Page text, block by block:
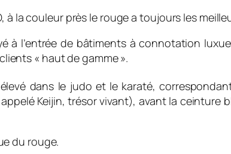
à la couleur près le rouge a toujours les
à l’entrée de bâtiments à connotation
« haut de gamme ».
dans le judo et le karaté,
Keijin,trésor vivant), avant la ceinture
du rouge.